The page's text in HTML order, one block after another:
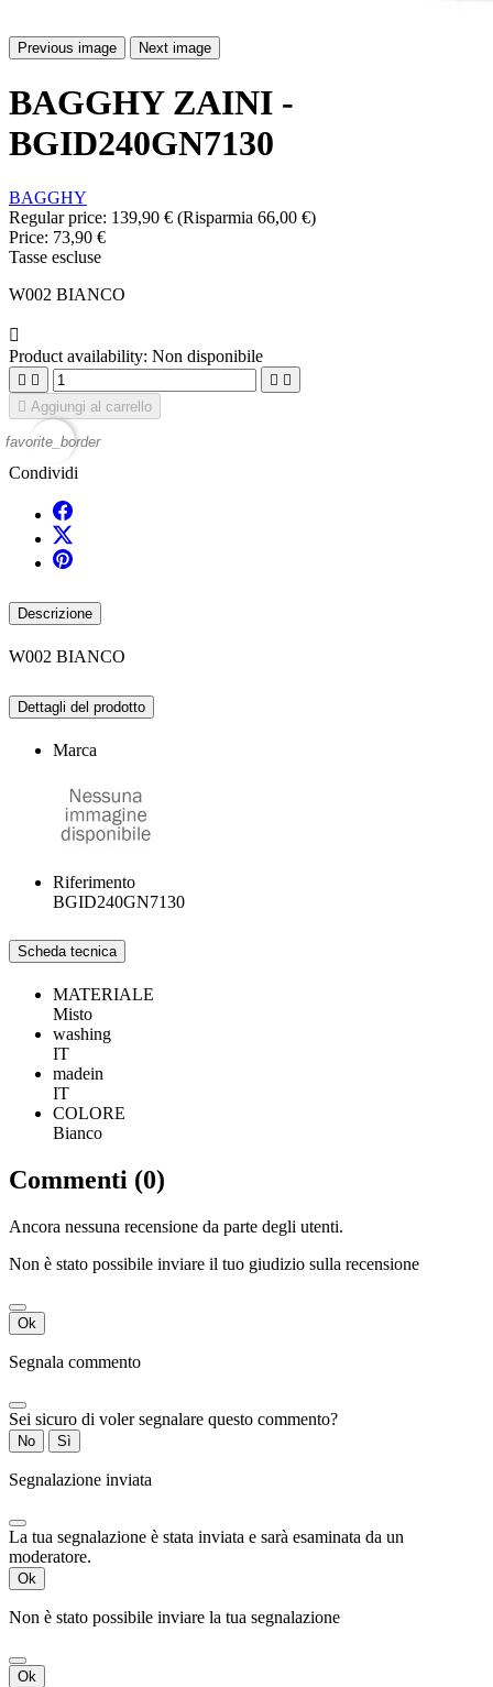
Previous image Next image
BAGGHY ZAINI -
BGID240GN7130
BAGGHY
Regular price: 139,90 € (Risparmia 66,00 €)
Price: 73,90 €
Tasse escluse
W002 BIANCO

Product availability: Non disponibile
   
 Aggiungi al carrello
favorite_border
Condividi
Descrizione
W002 BIANCO
Dettagli del prodotto
Marca
Riferimento
BGID240GN7130
Scheda tecnica
MATERIALE
Misto
washing
IT
madein
IT
COLORE
Bianco
Commenti (0)
Ancora nessuna recensione da parte degli utenti.
Non è stato possibile inviare il tuo giudizio sulla recensione
Ok
Segnala commento
Sei sicuro di voler segnalare questo commento?
No Sì
Segnalazione inviata
La tua segnalazione è stata inviata e sarà esaminata da un
moderatore.
Ok
Non è stato possibile inviare la tua segnalazione
Ok